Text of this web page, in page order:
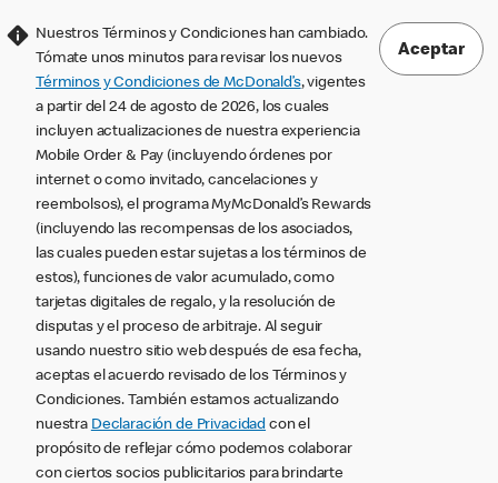
Nuestros Términos y Condiciones han cambiado.
Tómate unos minutos para revisar los nuevos
Términos y Condiciones de McDonald’s, vigentes
a partir del 24 de agosto de 2026, los cuales
incluyen actualizaciones de nuestra experiencia
Mobile Order & Pay (incluyendo órdenes por
internet o como invitado, cancelaciones y
reembolsos), el programa MyMcDonald’s Rewards
(incluyendo las recompensas de los asociados,
las cuales pueden estar sujetas a los términos de
estos), funciones de valor acumulado, como
tarjetas digitales de regalo, y la resolución de
disputas y el proceso de arbitraje. Al seguir
usando nuestro sitio web después de esa fecha,
aceptas el acuerdo revisado de los Términos y
Condiciones. También estamos actualizando
nuestra Declaración de Privacidad con el
propósito de reflejar cómo podemos colaborar
con ciertos socios publicitarios para brindarte
Aceptar